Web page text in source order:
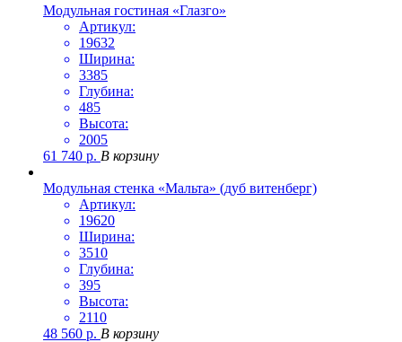
Модульная гостиная «Глазго»
Артикул:
19632
Ширина:
3385
Глубина:
485
Высота:
2005
61 740 р. В корзину
Модульная стенка «Мальта» (дуб витенберг)
Артикул:
19620
Ширина:
3510
Глубина:
395
Высота:
2110
48 560 р. В корзину